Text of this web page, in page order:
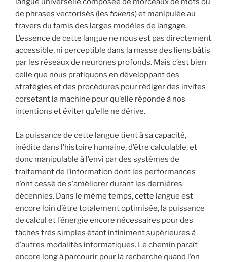
de phrases vectorisés (les tokens) et manipulée au
travers du tamis des larges modèles de langage.
L’essence de cette langue ne nous est pas directement
accessible, ni perceptible dans la masse des liens bâtis
par les réseaux de neurones profonds. Mais c’est bien
celle que nous pratiquons en développant des
stratégies et des procédures pour rédiger des invites
corsetant la machine pour qu’elle réponde à nos
intentions et éviter qu’elle ne dérive.
La puissance de cette langue tient à sa capacité,
inédite dans l’histoire humaine, d’être calculable, et
donc manipulable à l’envi par des systèmes de
traitement de l’information dont les performances
n’ont cessé de s’améliorer durant les dernières
décennies. Dans le même temps, cette langue est
encore loin d’être totalement optimisée, la puissance
de calcul et l’énergie encore nécessaires pour des
tâches très simples étant infiniment supérieures à
d’autres modalités informatiques. Le chemin paraît
encore long à parcourir pour la recherche quand l’on